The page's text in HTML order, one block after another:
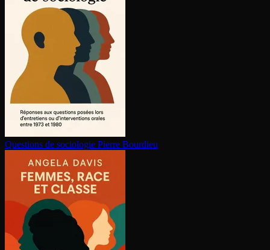
Questions de sociologie Pierre Bourdieu